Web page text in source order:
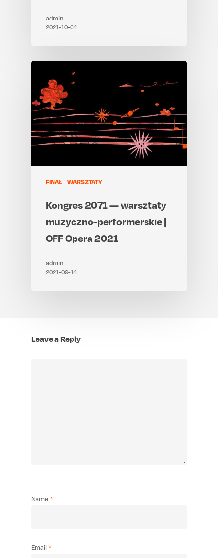
admin
2021-10-04
FINAŁ WARSZTATY
Kongres 2071 — warsztaty
muzyczno-performerskie |
OFF Opera 2021
admin
2021-09-14
Leave a Reply
Name*
Email *